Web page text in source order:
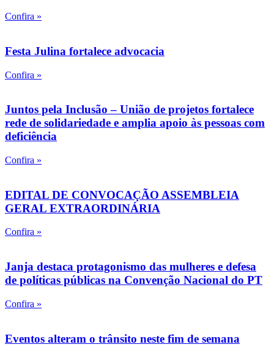
Confira »
Festa Julina fortalece advocacia
Confira »
Juntos pela Inclusão – União de projetos fortalece
rede de solidariedade e amplia apoio às pessoas com
deficiência
Confira »
EDITAL DE CONVOCAÇÃO ASSEMBLEIA
GERAL EXTRAORDINÁRIA
Confira »
Janja destaca protagonismo das mulheres e defesa
de políticas públicas na Convenção Nacional do PT
Confira »
Eventos alteram o trânsito neste fim de semana